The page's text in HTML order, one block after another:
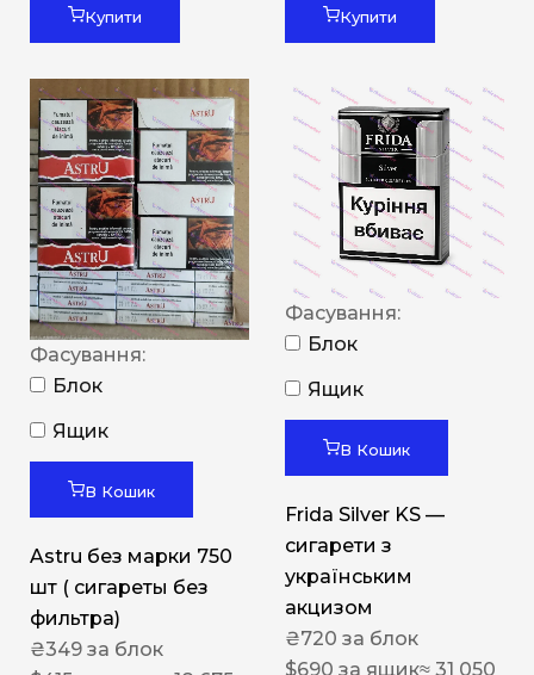
Купити Купити
Фасування:
Блок
Ящик
В Кошик
Astru без марки 750
шт ( сигареты без
фильтра)
₴349 за блок
Фасування:
Блок
Ящик
В Кошик
Frida Silver KS —
сигарети з
українським
акцизом
₴720 за блок
$690 за ящик≈ 31 050